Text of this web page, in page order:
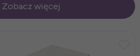
Zobacz więcej